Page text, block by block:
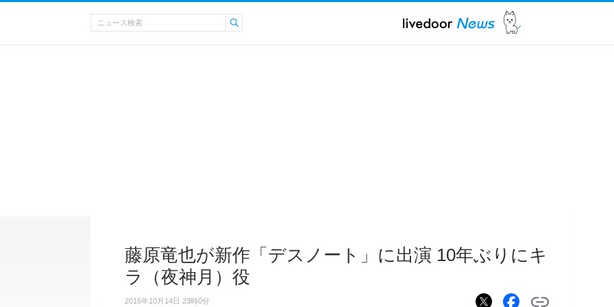
藤原竜也が新作「デスノート」に出演 10年ぶりにキ
ラ（夜神月）役
2016年10月14日 23時0分